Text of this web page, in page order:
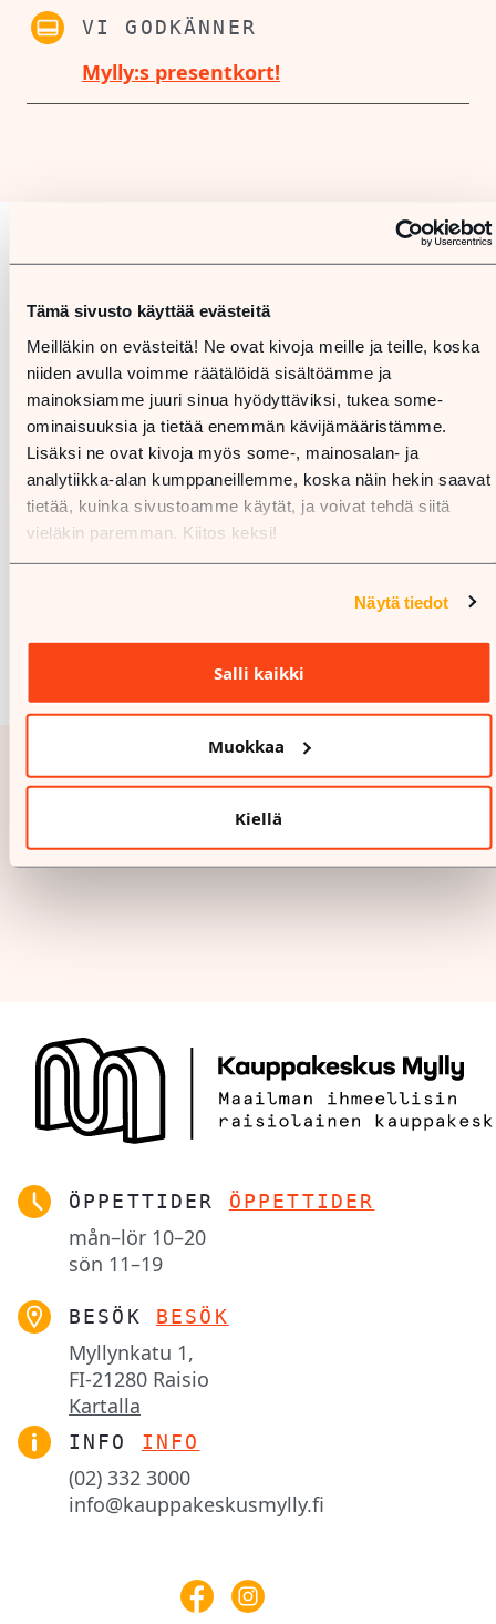
Tämä sivusto käyttää evästeitä
Meilläkin on evästeitä! Ne ovat kivoja meille ja teille, koska
niiden avulla voimme räätälöidä sisältöämme ja
mainoksiamme juuri sinua hyödyttäviksi, tukea some-
ominaisuuksia ja tietää enemmän kävijämääristämme.
Lisäksi ne ovat kivoja myös some-, mainosalan- ja
analytiikka-alan kumppaneillemme, koska näin hekin saavat
tietää, kuinka sivustoamme käytät, ja voivat tehdä siitä
vieläkin paremman. Kiitos keksi!
Näytä tiedot
Salli kaikki
Muokkaa
Kiellä
VI GODKÄNNER
Mylly:s presentkort!
Karta
ÖPPETTIDER ÖPPETTIDER
mån–lör 10–20
sön 11–19
BESÖK BESÖK
Myllynkatu 1,
FI-21280 Raisio
Kartalla
INFO INFO
(02) 332 3000
info@kauppakeskusmylly.fi